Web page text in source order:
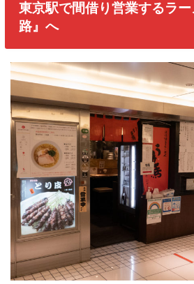
東京駅で間借り営業するラ
路』へ